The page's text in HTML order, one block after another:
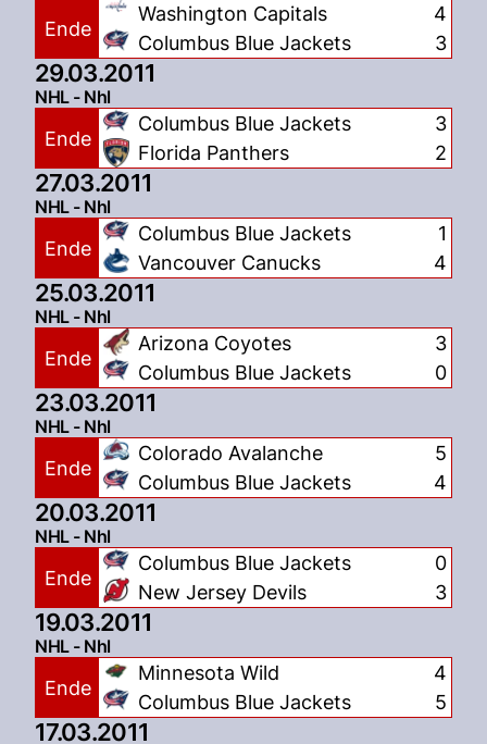
Ende
Washington Capitals
Columbus Blue Jackets
4
3
29.03.2011
NHL - Nhl
Ende
Columbus Blue Jackets
Florida Panthers
3
2
27.03.2011
NHL - Nhl
Ende
Columbus Blue Jackets
Vancouver Canucks
1
4
25.03.2011
NHL - Nhl
Ende
Arizona Coyotes
Columbus Blue Jackets
3
0
23.03.2011
NHL - Nhl
Ende
Colorado Avalanche
Columbus Blue Jackets
5
4
20.03.2011
NHL - Nhl
Ende
Columbus Blue Jackets
New Jersey Devils
0
3
19.03.2011
NHL - Nhl
Ende
Minnesota Wild
Columbus Blue Jackets
4
5
17.03.2011